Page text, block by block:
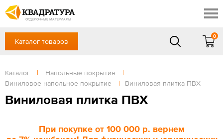
ОТДЕЛОЧНЫЕ МАТЕРИАЛЫ
Профи
Доставка и оплата
Готовые решения
Акции
Отзывы
+7 (3822) 48-94-10
Сб, Вс — выходной
ЗАКАЗАТЬ ЗВОНОК
Вход / Регистрация
Каталог товаров
0
Каталог | Напольные покрытия
|
Виниловое напольное покрытие
| Виниловая плитка ПВХ
Виниловая плитка ПВХ
При покупке от 100 000 р. вернем